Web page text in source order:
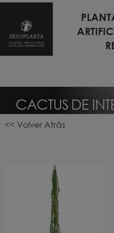
CACTUS DE
<< Volver Atrás